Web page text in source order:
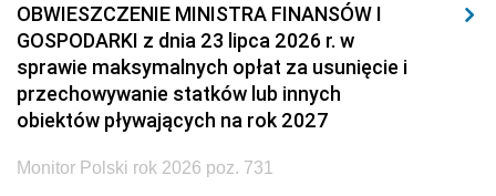
OBWIESZCZENIE MINISTRA FINANSÓW I
GOSPODARKI z dnia 23 lipca 2026 r. w
sprawie maksymalnych opłat za usunięcie i
przechowywanie statków lub innych
obiektów pływających na rok 2027
Monitor Polski rok 2026 poz. 731